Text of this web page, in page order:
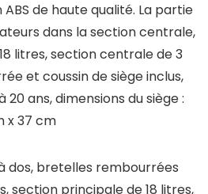
de haute qualité. La partie
dans la section centrale,
litres, section centrale de 3
et coussin de siège inclus,
20 ans, dimensions du siège :
x 37 cm
dos, bretelles rembourrées
section principale de 18 litres,